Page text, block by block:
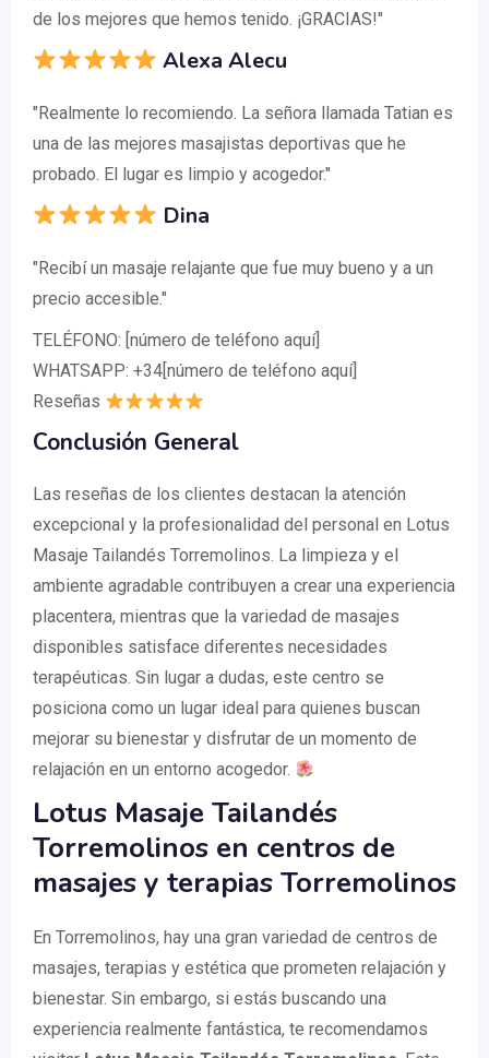
de los mejores que hemos tenido. ¡GRACIAS!"
Alexa Alecu
"Realmente lo recomiendo. La señora llamada Tatian es
una de las mejores masajistas deportivas que he
probado. El lugar es limpio y acogedor."
Dina
"Recibí un masaje relajante que fue muy bueno y a un
precio accesible."
TELÉFONO: [número de teléfono aquí]
WHATSAPP: +34[número de teléfono aquí]
Reseñas
Conclusión General
Las reseñas de los clientes destacan la atención
excepcional y la profesionalidad del personal en Lotus
Masaje Tailandés Torremolinos. La limpieza y el
ambiente agradable contribuyen a crear una experiencia
placentera, mientras que la variedad de masajes
disponibles satisface diferentes necesidades
terapéuticas. Sin lugar a dudas, este centro se
posiciona como un lugar ideal para quienes buscan
mejorar su bienestar y disfrutar de un momento de
relajación en un entorno acogedor.
Lotus Masaje Tailandés
Torremolinos en centros de
masajes y terapias Torremolinos
En Torremolinos, hay una gran variedad de centros de
masajes, terapias y estética que prometen relajación y
bienestar. Sin embargo, si estás buscando una
experiencia realmente fantástica, te recomendamos